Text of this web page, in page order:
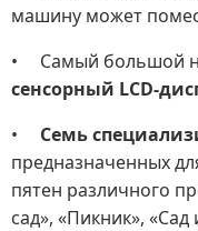
машину может
• Самый большой
сенсорный LCD-
• Семь
предназначенных
пятен различного
сад», «Пикник», «Сад